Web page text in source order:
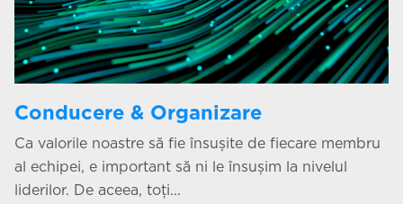
Conducere & Organizare
Ca valorile noastre să fie însușite de fiecare membru
al echipei, e important să ni le însușim la nivelul
liderilor. De aceea, toți...